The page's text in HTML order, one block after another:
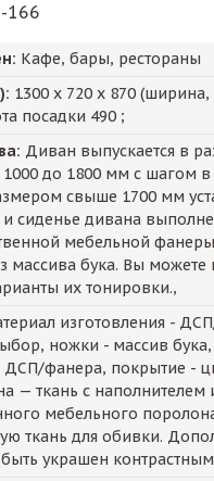
166
Кафе, бары, рестораны
1300 х 720 х 870 (ширина,
посадки 490 ;
Диван выпускается в
1000 до 1800 мм с шагом
свыше 1700 мм
сиденье дивана
мебельной
массива бука. Вы можете
их тонировки.,
изготовления -
ножки - массив
ДСП/фанера, покрытие -
— ткань c наполнителем
мебельного
ткань для обивки.
украшен